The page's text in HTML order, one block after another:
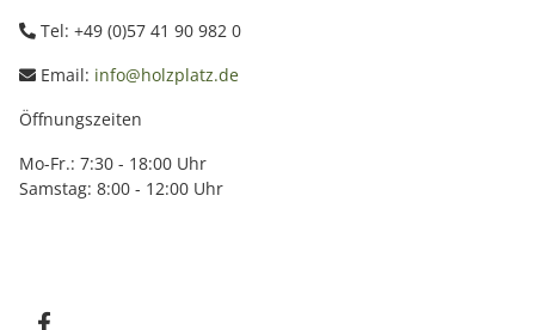
Tel: +49 (0)57 41 90 982 0
Email: info@holzplatz.de
Öffnungszeiten
Mo-Fr.: 7:30 - 18:00 Uhr
Samstag: 8:00 - 12:00 Uhr